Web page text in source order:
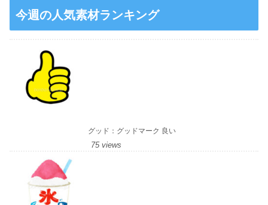
今週の人気素材ランキング
グッド：グッドマーク 良い
75 views